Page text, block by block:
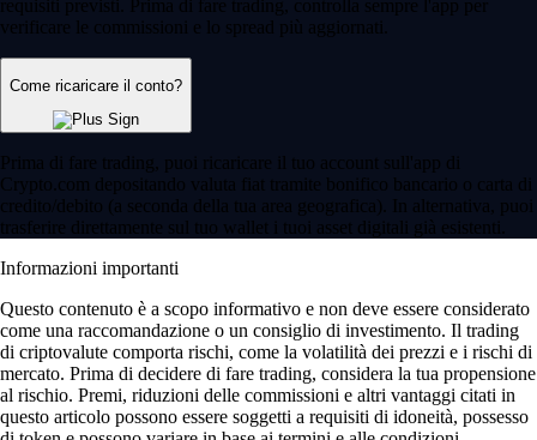
requisiti previsti. Prima di fare trading, controlla sempre l'app per
verificare le commissioni e lo spread più aggiornati.
Come ricaricare il conto?
Prima di fare trading, puoi ricaricare il tuo account sull'app di
Crypto.com depositando valuta fiat tramite bonifico bancario o carta di
credito/debito (a seconda della tua area geografica). In alternativa, puoi
trasferire direttamente sul tuo wallet i tuoi asset digitali già esistenti.
Informazioni importanti
Questo contenuto è a scopo informativo e non deve essere considerato
come una raccomandazione o un consiglio di investimento. Il trading
di criptovalute comporta rischi, come la volatilità dei prezzi e i rischi di
mercato. Prima di decidere di fare trading, considera la tua propensione
al rischio. Premi, riduzioni delle commissioni e altri vantaggi citati in
questo articolo possono essere soggetti a requisiti di idoneità, possesso